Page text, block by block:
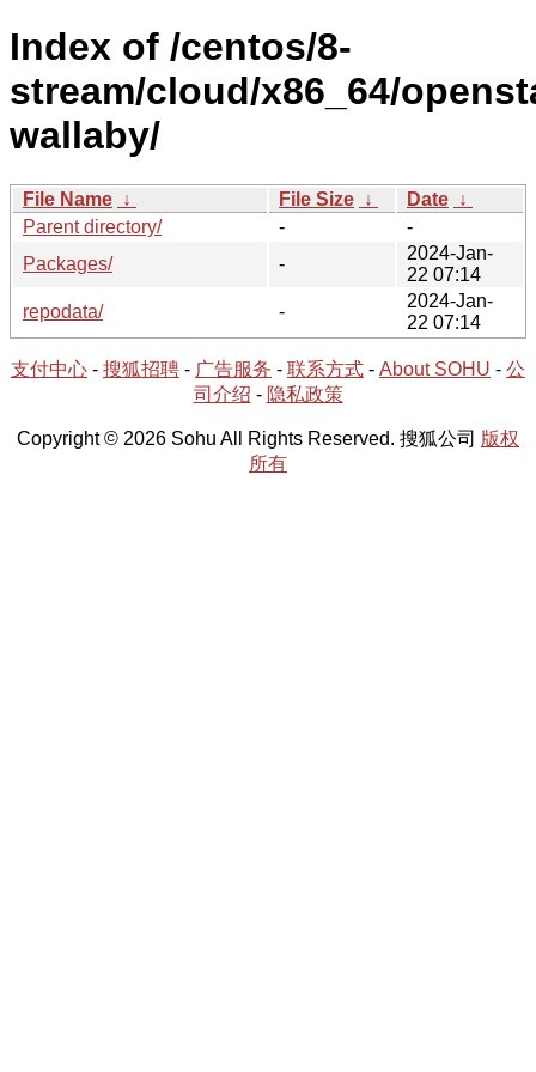
Index of /centos/8-
stream/cloud/x86_64/
wallaby/
File Name ↓ File Size ↓ Date ↓
Parent directory/
-
-
Packages/
-
2024-Jan-
22 07:14
repodata/
-
2024-Jan-
22 07:14
支付中心 - 搜狐招聘 - 广告服务 - 联系方式 - About SOHU - 公
司介绍 - 隐私政策
Copyright © 2026 Sohu All Rights Reserved. 搜狐公司 版权
所有